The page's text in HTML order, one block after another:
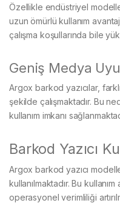
Özellikle endüstriyel
uzun ömürlü kullanım
çalışma koşullarında bile
Geniş Medya
Argox barkod yazıcılar,
şekilde çalışmaktadır. Bu
kullanım imkanı
Barkod Yazıcı
Argox barkod yazıcı
kullanılmaktadır. Bu
operasyonel verimliliği